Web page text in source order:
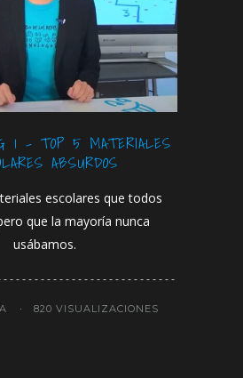
1 – TOP 5 MATERIALES
ABSURDOS
escolares que todos
que la mayoría nunca
usábamos.
820 VISUALIZACIONES